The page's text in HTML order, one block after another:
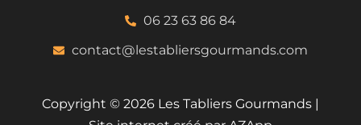
06 23 63 86 84
contact@lestabliersgourmands.com
Copyright © 2026 Les Tabliers Gourmands |